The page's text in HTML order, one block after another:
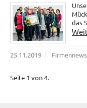
das
25.11.2019 Firmennews
Seite 1 von 4.